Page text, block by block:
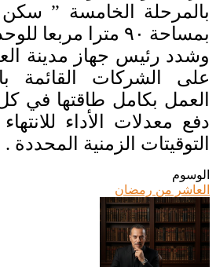
بالمرحلة الخامسة ”
بمساحة ٩٠ مترا مربعا للوحدة.
وشدد رئيس جهاز مدينة
على الشركات القائمة
العمل بكامل طاقتها في
دفع معدلات الأداء
التوقيتات الزمنية المحددة .
الوسوم
العاشر من رمضان